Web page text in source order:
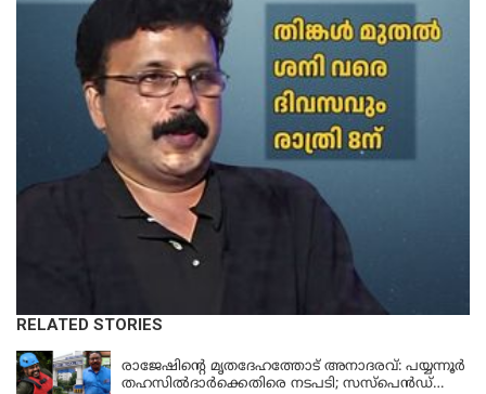
RELATED STORIES
KERALA
രാജേഷിന്റെ മൃതദേഹത്തോട് അനാദരവ്: പയ്യന്നൂർ
തഹസിൽദാർക്കെതിരെ നടപടി; സസ്പെൻഡ്